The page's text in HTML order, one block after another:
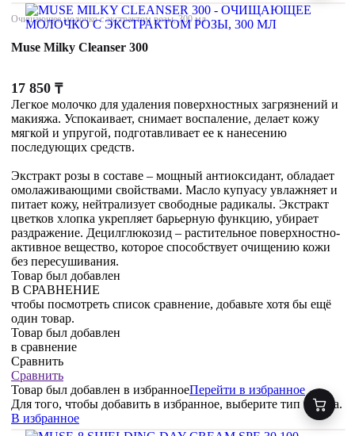
Очищающее молочко с экстрактом розы, 300 мл
Muse Milky Cleanser 300
17 850 ₸
Легкое молочко для удаления поверхностных загрязнений и
макияжа. Успокаивает, снимает воспаление, делает кожу
мягкой и упругой, подготавливает ее к нанесению
последующих средств.
Экстракт розы в составе – мощный антиоксидант, обладает
омолаживающими свойствами. Масло купуасу увлажняет и
питает кожу, нейтрализует свободные радикалы. Экстракт
цветков хлопка укрепляет барьерную функцию, убирает
раздражение. Децилглюкозид – растительное поверхностно-
активное вещество, которое способствует очищению кожи
без пересушивания.
Товар был добавлен
В СРАВНЕНИЕ
чтобы посмотреть список сравнение, добавьте хотя бы ещё
один товар.
Товар был добавлен
в сравнение
Сравнить
Сравнить
Товар был добавлен в избранноеПерейти в избранное
Для того, чтобы добавить в избранное, выберите тип товара.
В избранное